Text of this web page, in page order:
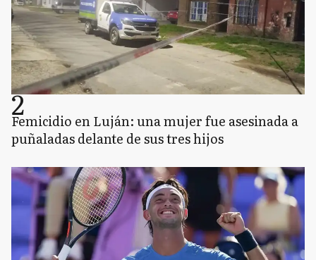
2
Femicidio en Luján: una mujer fue asesinada a
puñaladas delante de sus tres hijos